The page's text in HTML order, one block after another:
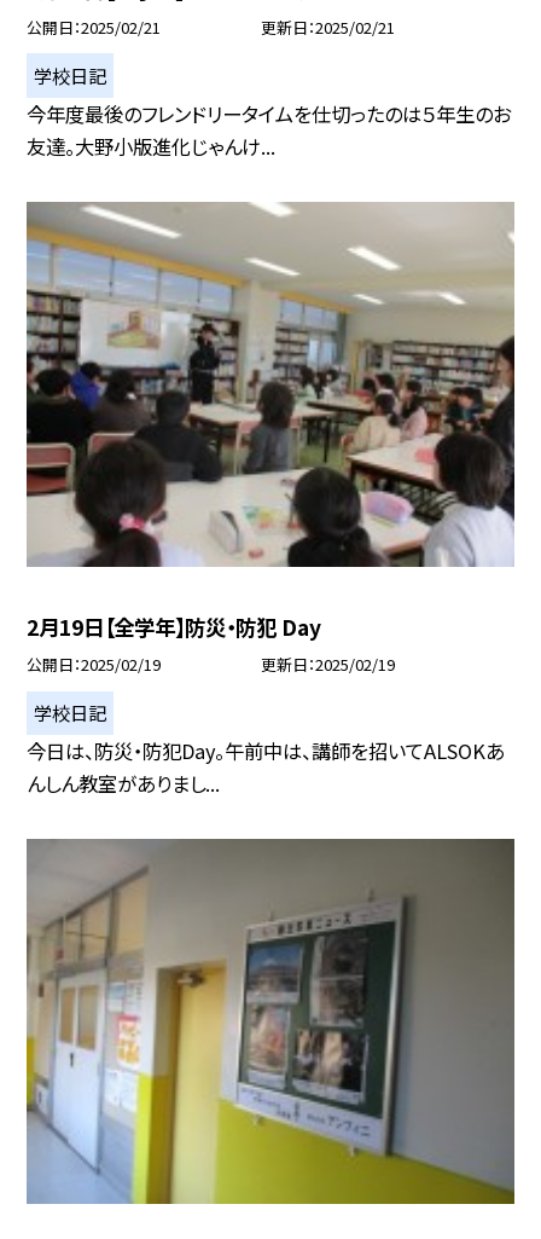
公開日 2025/02/21 更新日 2025/02/21
学校日記
今年度最後のフレンドリータイムを仕切ったのは５年生のお
友達。大野小版進化じゃんけ...
2月19日【全学年】防災・防犯 Day
公開日 2025/02/19 更新日 2025/02/19
学校日記
今日は、防災・防犯Day。午前中は、講師を招いてALSOKあ
んしん教室がありまし...